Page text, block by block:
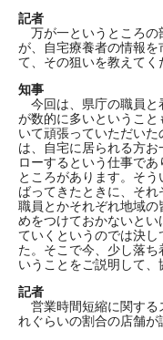
記者
万が一というところの
が、自宅療養者の情報
て、その狙いを教えてく
知事
今回は、県庁の職員と
が数的に多いというこ
いて頑張っていただい
は、自宅に居られる方
ローするという仕事で
ところがあります。そ
ばってきたときに、そ
職員とかそれぞれ地域
めをつけておかないと
ていくというのでは決
た。そこで今、少し落
いうことをご説明して、
記者
営業時間短縮に関する
れぐらいの割合の店舗が